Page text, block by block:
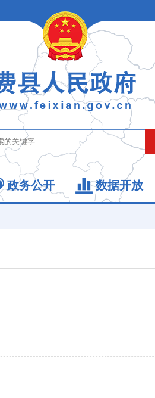
政务公开 数据开放